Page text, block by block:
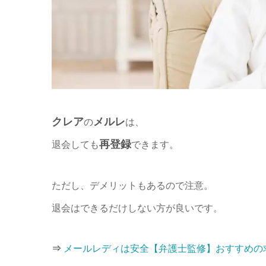
クレアのメルレは、
退会しても再登録できます。
ただし、デメリットもあるので注意。
退会はできるだけしない方が良いです。
⇒ メールレディは安全【弁護士監修】おすすめの